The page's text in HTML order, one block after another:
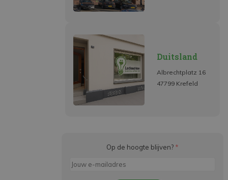
Duitsland
Albrechtplatz 16
47799 Krefeld
Op de hoogte blijven? *